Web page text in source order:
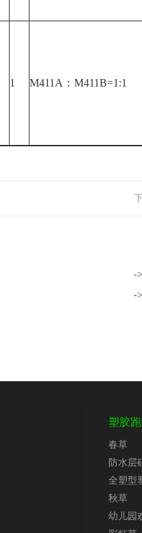
1 M411A：M411B=1:1
-
-
塑胶
春草
防水层
全塑型
秋草
幼儿园